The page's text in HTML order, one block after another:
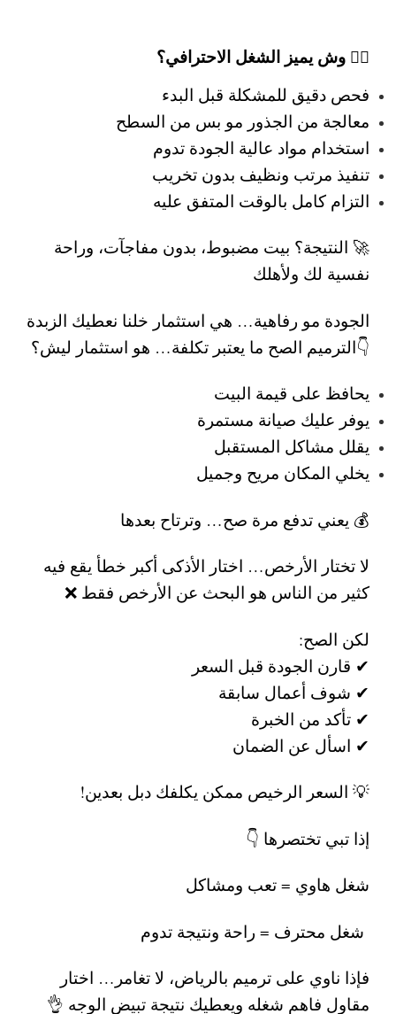
👷‍♂️ وش يميز الشغل الاحترافي؟
فحص دقيق للمشكلة قبل البدء
معالجة من الجذور مو بس من السطح
استخدام مواد عالية الجودة تدوم
تنفيذ مرتب ونظيف بدون تخريب
التزام كامل بالوقت المتفق عليه
🚀 النتيجة؟ بيت مضبوط، بدون مفاجآت، وراحة
نفسية لك ولأهلك
الجودة مو رفاهية… هي استثمار خلنا نعطيك الزبدة
👇الترميم الصح ما يعتبر تكلفة… هو استثمار ليش؟
يحافظ على قيمة البيت
يوفر عليك صيانة مستمرة
يقلل مشاكل المستقبل
يخلي المكان مريح وجميل
💰 يعني تدفع مرة صح… وترتاح بعدها
لا تختار الأرخص… اختار الأذكى أكبر خطأ يقع فيه
كثير من الناس هو البحث عن الأرخص فقط ❌
لكن الصح:
✔ قارن الجودة قبل السعر
✔ شوف أعمال سابقة
✔ تأكد من الخبرة
✔ اسأل عن الضمان
💡 السعر الرخيص ممكن يكلفك دبل بعدين!
إذا تبي تختصرها 👇
شغل هاوي = تعب ومشاكل
شغل محترف = راحة ونتيجة تدوم
فإذا ناوي على ترميم بالرياض، لا تغامر… اختار
مقاول فاهم شغله ويعطيك نتيجة تبيض الوجه 👌